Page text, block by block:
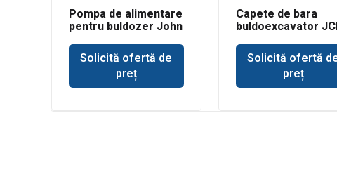
Pompa de alimentare
pentru buldozer John
Solicită ofertă de
preț
Capete de bara
buldoexcavator
Solicită ofertă
preț